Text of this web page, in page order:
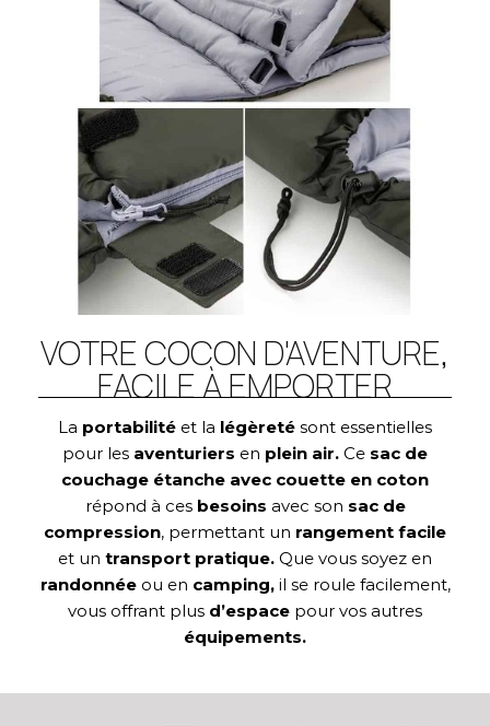
VOTRE COCON D'AVENTURE,
FACILE À EMPORTER
La portabilité et la légèreté sont essentielles
pour les aventuriers en plein air. Ce sac de
couchage étanche avec couette en coton
répond à ces besoins avec son sac de
compression, permettant un rangement facile
et un transport pratique. Que vous soyez en
randonnéeou en camping,il se roule facilement,
vous offrant plus d’espace pour vos autres
équipements.